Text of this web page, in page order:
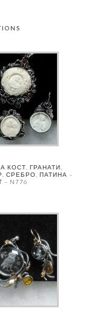
КОСТ, ГРАНАТИ,
СРЕБРО, ПАТИНА –
N776